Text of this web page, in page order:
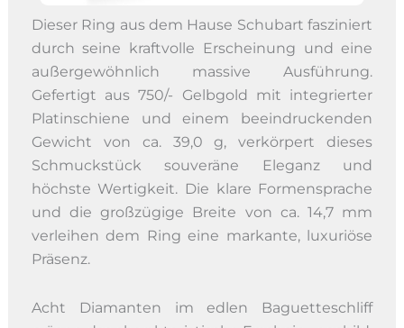
Dieser Ring aus dem Hause Schubart fasziniert
durch seine kraftvolle Erscheinung und eine
außergewöhnlich massive Ausführung.
Gefertigt aus 750/- Gelbgold mit integrierter
Platinschiene und einem beeindruckenden
Gewicht von ca. 39,0 g, verkörpert dieses
Schmuckstück souveräne Eleganz und
höchste Wertigkeit. Die klare Formensprache
und die großzügige Breite von ca. 14,7 mm
verleihen dem Ring eine markante, luxuriöse
Präsenz.
Acht Diamanten im edlen Baguetteschliff